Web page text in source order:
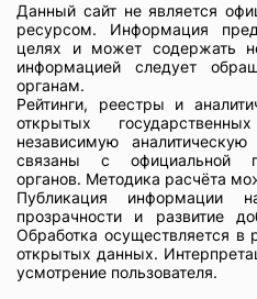
Данный сайт не является
ресурсом. Информация
целях и может содержать
информацией следует
органам.
Рейтинги, реестры и
открытых
независимую
связаны с официальной
органов. Методика расчёта
Публикация информации
прозрачности и развитие
Обработка осуществляется в
открытых данных.
усмотрение пользователя.